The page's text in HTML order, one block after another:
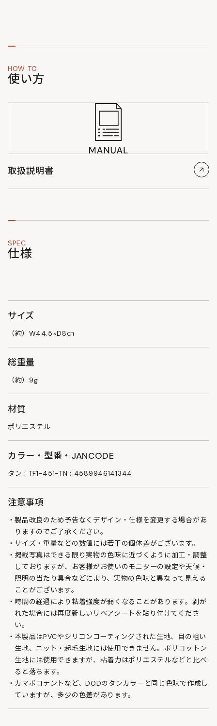
HOW TO
使い方
取扱説明書
SPEC
仕様
サイズ
（約）W44.5×D8㎝
総重量
（約）9g
材質
ポリエステル
カラー・型番・JANCODE
タン : TF1-451-TN : 4589946141344
注意事項
製品改良のため予告なくデザイン・仕様を変更する場合があ
りますのでご了承ください。
サイズ・重量などの数値には若干の個体差がございます。
掲載写真はできる限り実物の色味に近づくように加工・調整
しておりますが、お客様がお使いのモニターの設定や天候・
照明の当たり具合などにより、実物の色味と異なって見える
ことがございます。
時間の経過により粘着強度が弱くなることがあります。剥が
れた場合には再度新しいリペアシートを貼り付けてくださ
い。
本製品はPVCやシリコンコーティングされた生地、目の粗い
生地、ニット・起毛生地には使用できません。ポリコットン
生地には使用できますが、粘着力はポリエステルなどと比べ
ると落ちます。
カマボコテントなど、DODのタンカラーと同じ色味で作成し
ていますが、多少の色差があります。